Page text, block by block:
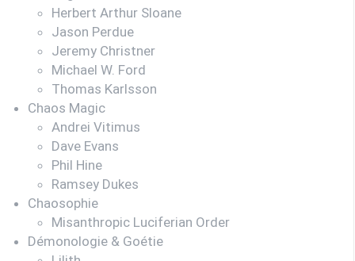
Herbert Arthur Sloane
Jason Perdue
Jeremy Christner
Michael W. Ford
Thomas Karlsson
Chaos Magic
Andrei Vitimus
Dave Evans
Phil Hine
Ramsey Dukes
Chaosophie
Misanthropic Luciferian Order
Démonologie & Goétie